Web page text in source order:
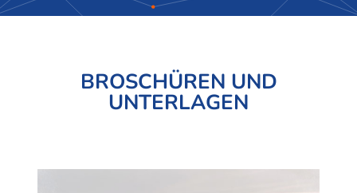
BROSCHÜREN UND
UNTERLAGEN